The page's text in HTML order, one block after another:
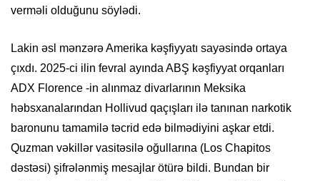
verməli olduğunu söylədi.
Lakin əsl mənzərə Amerika kəşfiyyatı sayəsində ortaya
çıxdı. 2025-ci ilin fevral ayında ABŞ kəşfiyyat orqanları
ADX Florence -in alınmaz divarlarının Meksika
həbsxanalarından Hollivud qaçışları ilə tanınan narkotik
baronunu tamamilə təcrid edə bilmədiyini aşkar etdi.
Quzman vəkillər vasitəsilə oğullarına (Los Chapitos
dəstəsi) şifrələnmiş mesajlar ötürə bildi. Bundan bir